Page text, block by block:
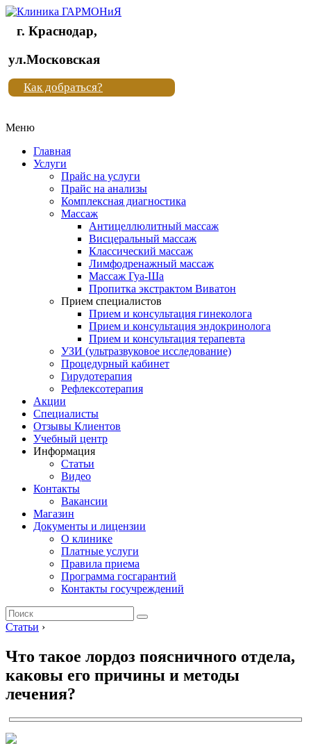
Клиника
"Новая
жизнь"
Клиника
жизнь"
г. Краснодар,
ул.Московская
Как добраться?
Меню
Главная
Услуги
Прайс на услуги
Прайс на анализы
Комплексная диагностика
Массаж
Антицеллюлитный массаж
Висцеральный массаж
Классический массаж
Лимфодренажный массаж
Массаж Гуа-Ша
Пропитка экстрактом Виватон
Прием специалистов
Прием и консультация гинеколога
Прием и консультация эндокринолога
Прием и консультация терапевта
УЗИ (ультразвуковое исследование)
Процедурный кабинет
Гирудотерапия
Рефлексотерапия
Акции
Специалисты
Отзывы Клиентов
Учебный центр
Информация
Статьи
Видео
Контакты
Вакансии
Магазин
Документы и лицензии
О клинике
Платные услуги
Правила приема
Программа госгарантий
Контакты госучреждений
Статьи ›
Что такое лордоз поясничного отдела,
каковы его причины и методы
лечения?